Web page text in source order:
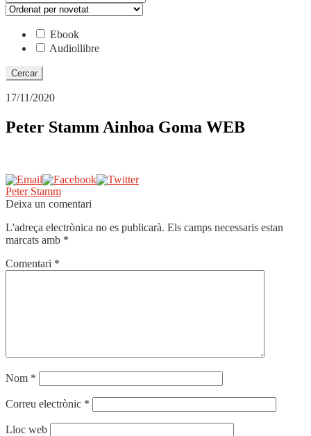
Ebook
Audiollibre
17/11/2020
Peter Stamm Ainhoa Goma WEB
Navegació
d'entrades
Entrada
anterior:
Peter Stamm
Deixa un comentari
L'adreça electrònica no es publicarà. Els camps necessaris estan
marcats amb *
Comentari *
Nom *
Correu electrònic *
Lloc web